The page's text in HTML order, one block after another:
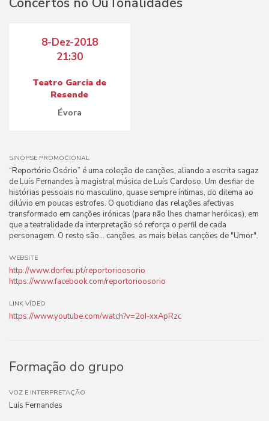
8-Dez-2018
21:30
Teatro Garcia de
Resende
Évora
SINOPSE PROMOCIONAL
“Reportório Osório” é uma coleção de canções, aliando a escrita sagaz
de Luís Fernandes à magistral música de Luís Cardoso. Um desfiar de
histórias pessoais no masculino, quase sempre íntimas, do dilema ao
dilúvio em poucas estrofes. O quotidiano das relações afectivas
transformado em canções irónicas (para não lhes chamar heróicas), em
que a teatralidade da interpretação só reforça o perfil de cada
personagem. O resto são... canções, as mais belas canções de "Umor".
WEBSITE
http://www.dorfeu.pt/reportorioosorio
https://www.facebook.com/reportorioosorio
LINK VÍDEO
https://www.youtube.com/watch?v=2oI-xxApRzc
Formação do grupo
VOZ E INTERPRETAÇÃO
Luís Fernandes